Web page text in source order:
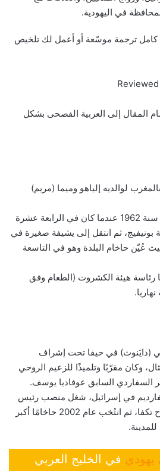
في اليهودية.
كامل ترجمة موسّعة أو أعمل لك تلخيص
المقال إلى العربية الفصحى بشكل
لوالديه إلياهو وميما (مريم)
هاجرت عائلته إلى إسرائيل سنة 1962 عندما كان في الرابعة عشرة
ثم انتقل إلى يشيفة صغيرة في
عُيّن حاخام البلدة وهو في التاسعة
هيئة الكشروت (الطعام وفق
(دايَنوث) في حيفا تحت إشراف
وكان مقرّبًا وتلميذًا للزعيم الروحي
السفاردي السابق عوفاديا يوسف.
في إسرائيل، شغل منصب رئيس
المحكمة الحاخامية في بيتاح تكفا، ثم انتُخب عام 2002 حاخامًا أكبر
في الخليج العربي